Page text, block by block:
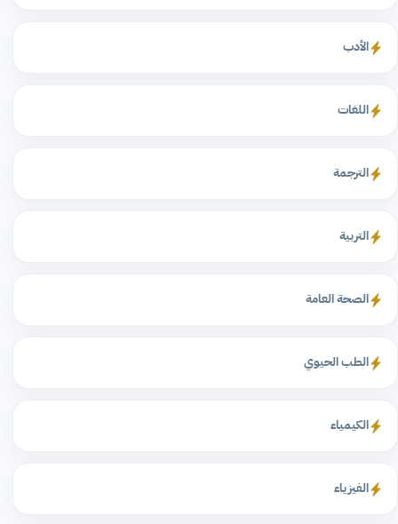
الأدب
اللغات
الترجمة
التربية
الصحة العامة
الطب الحيوي
الكيمياء
الفيزياء